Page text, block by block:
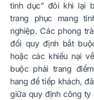
tình dục” đôi khi lại
trang phục mang
nghiệp. Các phong
đối quy định bắt
hoặc các khiếu nại
buộc phải trang
hang để tiếp khách,
giữa quy định công